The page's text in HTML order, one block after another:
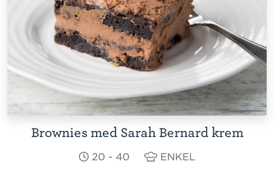
Brownies med Sarah Bernard krem
20 - 40 ENKEL